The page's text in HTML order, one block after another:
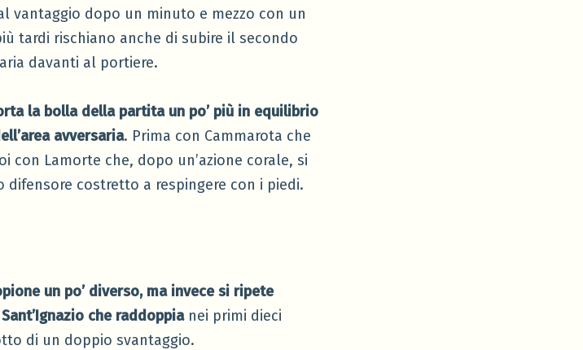
vantaggio dopo un minuto e mezzo con un
tardi rischiano anche di subire il secondo
davanti al portiere.
la bolla della partita un po’ più in equilibrio
avversaria. Prima con Cammarota che
con Lamorte che, dopo un’azione corale, si
difensore costretto a respingere con i piedi.
un po’ diverso, ma invece si ripete
che raddoppianei primi dieci
di un doppio svantaggio.